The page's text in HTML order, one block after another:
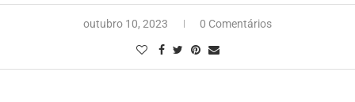
outubro 10, 2023 0 Comentários